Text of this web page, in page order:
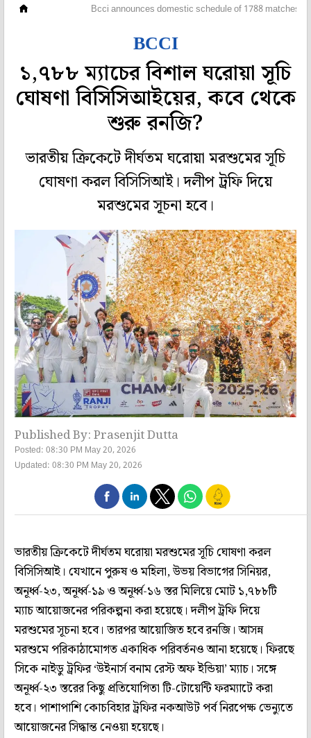
Bcci announces domestic schedule of 1788 matches
BCCI
১,৭৮৮ ম্যাচের বিশাল ঘরোয়া সূচি
ঘোষণা বিসিসিআইয়ের, কবে থেকে
শুরু রনজি?
ভারতীয় ক্রিকেটে দীর্ঘতম ঘরোয়া মরশুমের সূচি
ঘোষণা করল বিসিসিআই। দলীপ ট্রফি দিয়ে
মরশুমের সূচনা হবে।
Published By: Prasenjit Dutta
Posted: 08:30 PM May 20, 2026
Updated: 08:30 PM May 20, 2026
ভারতীয় ক্রিকেটে দীর্ঘতম ঘরোয়া মরশুমের সূচি ঘোষণা করল
বিসিসিআই। যেখানে পুরুষ ও মহিলা, উভয় বিভাগের সিনিয়র,
অনূর্ধ্ব-২৩, অনূর্ধ্ব-১৯ ও অনূর্ধ্ব-১৬ স্তর মিলিয়ে মোট ১,৭৮৮টি
ম্যাচ আয়োজনের পরিকল্পনা করা হয়েছে। দলীপ ট্রফি দিয়ে
মরশুমের সূচনা হবে। তারপর আয়োজিত হবে রনজি। আসন্ন
মরশুমে পরিকাঠামোগত একাধিক পরিবর্তনও আনা হয়েছে। ফিরছে
সিকে নাইডু ট্রফির ‘উইনার্স বনাম রেস্ট অফ ইন্ডিয়া’ ম্যাচ। সঙ্গে
অনূর্ধ্ব-২৩ স্তরের কিছু প্রতিযোগিতা টি-টোয়েন্টি ফরম্যাটে করা
হবে। পাশাপাশি কোচবিহার ট্রফির নকআউট পর্ব নিরপেক্ষ ভেন্যুতে
আয়োজনের সিদ্ধান্ত নেওয়া হয়েছে।